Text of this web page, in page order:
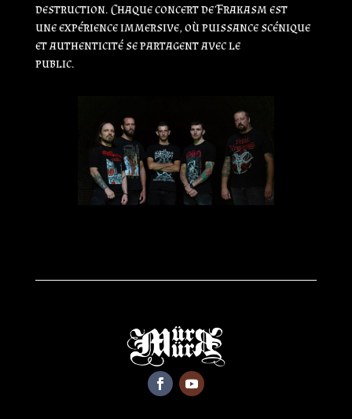
destruction. Chaque concert de Frakasm est
une expérience immersive, où puissance scénique
et authenticité se partagent avec le
public.